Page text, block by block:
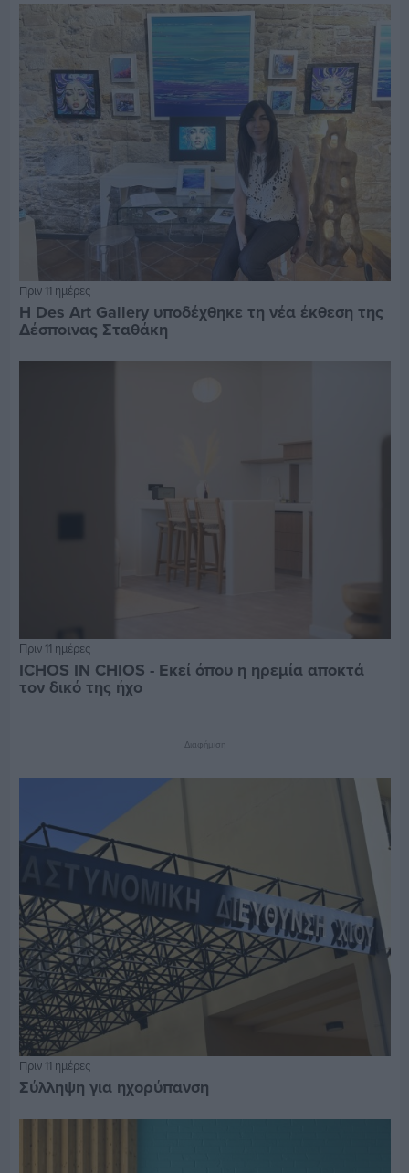
Πριν 11 ημέρες
Η Des Art Gallery υποδέχθηκε τη νέα έκθεση της
Δέσποινας Σταθάκη
Πριν 11 ημέρες
ICHOS IN CHIOS - Εκεί όπου η ηρεμία αποκτά
τον δικό της ήχο
Διαφήμιση
Πριν 11 ημέρες
Σύλληψη για ηχορύπανση